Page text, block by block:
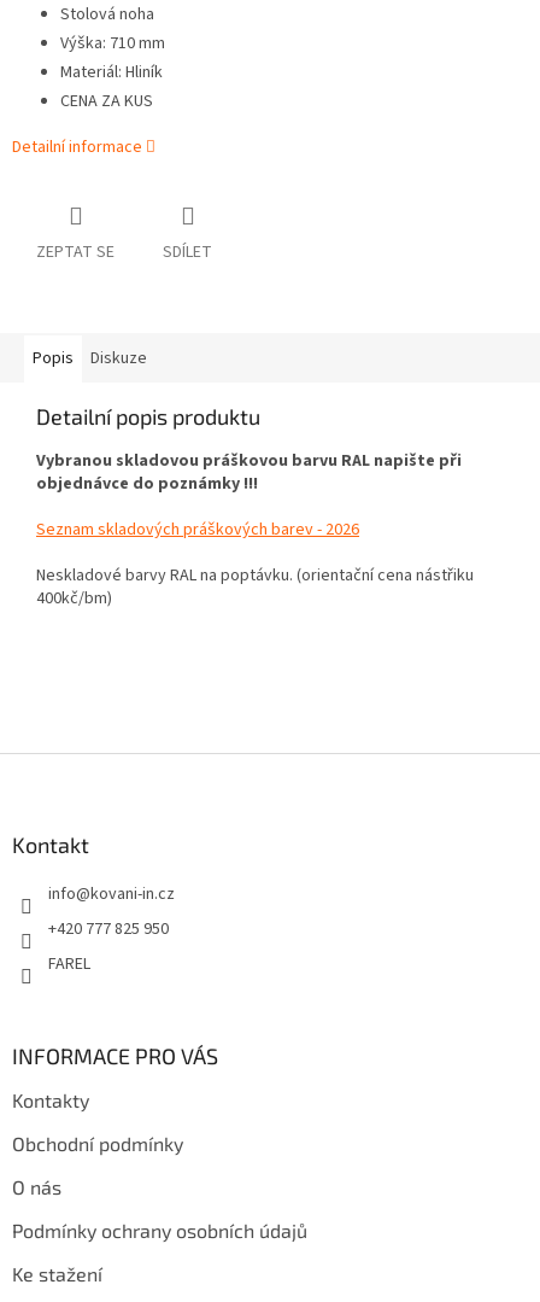
Stolová noha
Výška: 710 mm
Materiál: Hliník
CENA ZA KUS
Detailní informace
ZEPTAT SE SDÍLET
Popis Diskuze
Detailní popis produktu
Vybranou skladovou práškovou barvu RAL napište při
objednávce do poznámky !!!
Seznam skladových práškových barev - 2026
Neskladové barvy RAL na poptávku. (orientační cena nástřiku
400kč/bm)
Kontakt
info@kovani-in.cz
+420 777 825 950
FAREL
INFORMACE PRO VÁS
Kontakty
Obchodní podmínky
O nás
Podmínky ochrany osobních údajů
Ke stažení